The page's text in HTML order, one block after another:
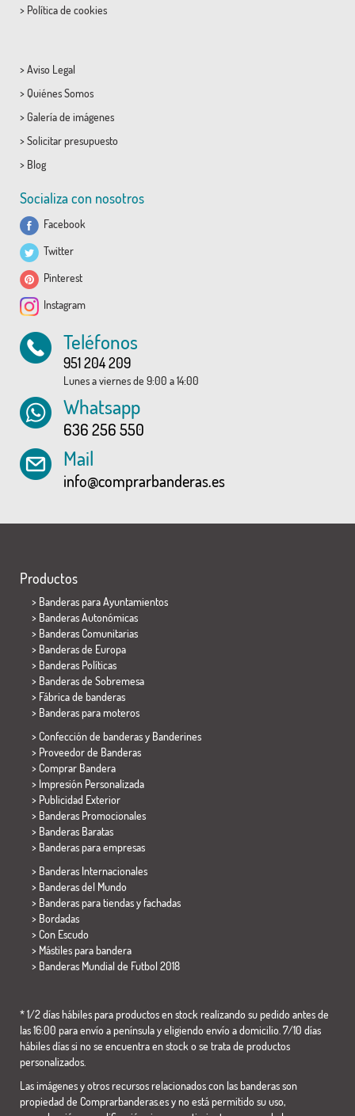
> Política de cookies
> Aviso Legal
> Quiénes Somos
> Galería de imágenes
> Solicitar presupuesto
> Blog
Socializa con nosotros
Facebook
Twitter
Pinterest
Instagram
Teléfonos
951 204 209
Lunes a viernes de 9:00 a 14:00
Whatsapp
636 256 550
Mail
info@comprarbanderas.es
Productos
> Banderas para Ayuntamientos
> Banderas Autonómicas
> Banderas Comunitarias
> Banderas de Europa
> Banderas Políticas
> Banderas de Sobremesa
> Fábrica de banderas
> Banderas para moteros
> Confección de banderas y Banderines
> Proveedor de Banderas
> Comprar Bandera
> Impresión Personalizada
> Publicidad Exterior
> Banderas Promocionales
> Banderas Baratas
> Banderas para empresas
> Banderas Internacionales
> Banderas del Mundo
> Banderas para tiendas y fachadas
> Bordadas
> Con Escudo
> Mástiles para bandera
> Banderas Mundial de Futbol 2018
* 1/2 días hábiles para productos en stock realizando su pedido antes de
las 16:00 para envío a península y eligiendo envío a domicilio. 7/10 días
hábiles días si no se encuentra en stock o se trata de productos
personalizados.
Las imágenes y otros recursos relacionados con las banderas son
propiedad de Comprarbanderas.es y no está permitido su uso,